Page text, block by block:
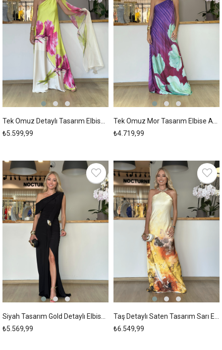
Tek Omuz Detaylı Tasarım Elbise Askı00241
₺5.599,99
Tek Omuz Mor Tasarım Elbise Askı00239
₺4.719,99
Siyah Tasarım Gold Detaylı Elbise Askı00238
₺5.569,99
New
Item
Taş Detaylı Saten Tasarım Sarı Elbise Askı00237
₺6.549,99
New
Item